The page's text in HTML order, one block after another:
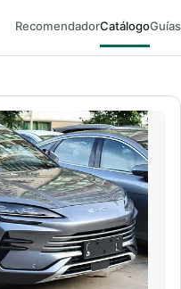
RecomendadorCatálogoGuías